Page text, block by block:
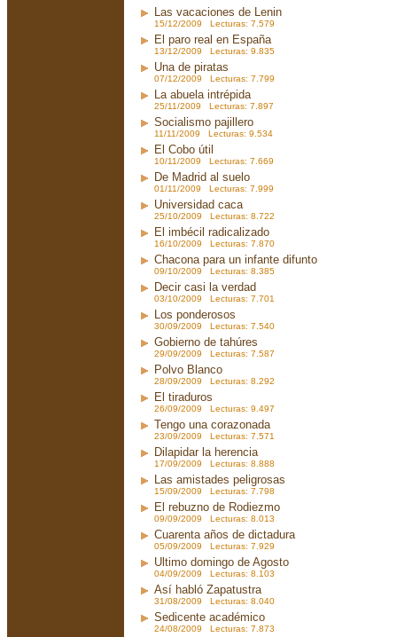
Las vacaciones de Lenin
15/12/2009 Lecturas: 7.579
El paro real en España
13/12/2009 Lecturas: 9.835
Una de piratas
07/12/2009 Lecturas: 7.799
La abuela intrépida
25/11/2009 Lecturas: 7.897
Socialismo pajillero
11/11/2009 Lecturas: 9.534
El Cobo útil
10/11/2009 Lecturas: 7.669
De Madrid al suelo
01/11/2009 Lecturas: 7.999
Universidad caca
25/10/2009 Lecturas: 8.722
El imbécil radicalizado
16/10/2009 Lecturas: 7.870
Chacona para un infante difunto
09/10/2009 Lecturas: 8.385
Decir casi la verdad
03/10/2009 Lecturas: 7.701
Los ponderosos
30/09/2009 Lecturas: 7.540
Gobierno de tahúres
29/09/2009 Lecturas: 7.587
Polvo Blanco
28/09/2009 Lecturas: 8.292
El tiraduros
26/09/2009 Lecturas: 9.497
Tengo una corazonada
23/09/2009 Lecturas: 7.571
Dilapidar la herencia
17/09/2009 Lecturas: 8.888
Las amistades peligrosas
15/09/2009 Lecturas: 7.798
El rebuzno de Rodiezmo
09/09/2009 Lecturas: 8.013
Cuarenta años de dictadura
05/09/2009 Lecturas: 7.929
Ultimo domingo de Agosto
04/09/2009 Lecturas: 8.103
Así habló Zapatustra
31/08/2009 Lecturas: 8.040
Sedicente académico
24/08/2009 Lecturas: 7.873